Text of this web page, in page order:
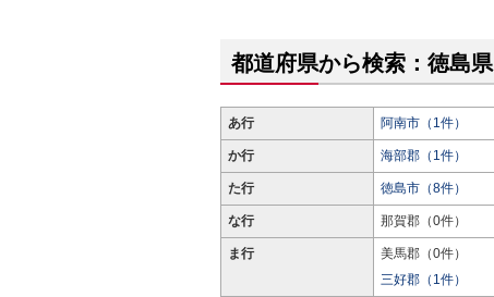
都道府県から検索：徳島県
あ行 阿南市（1件）
か行 海部郡（1件）
た行 徳島市（8件）
な行 那賀郡（0件）
ま行 美馬郡（0件）
三好郡（1件）